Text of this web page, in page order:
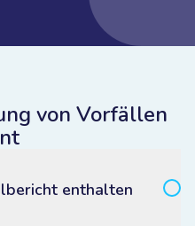
von Vorfällen
enthalten